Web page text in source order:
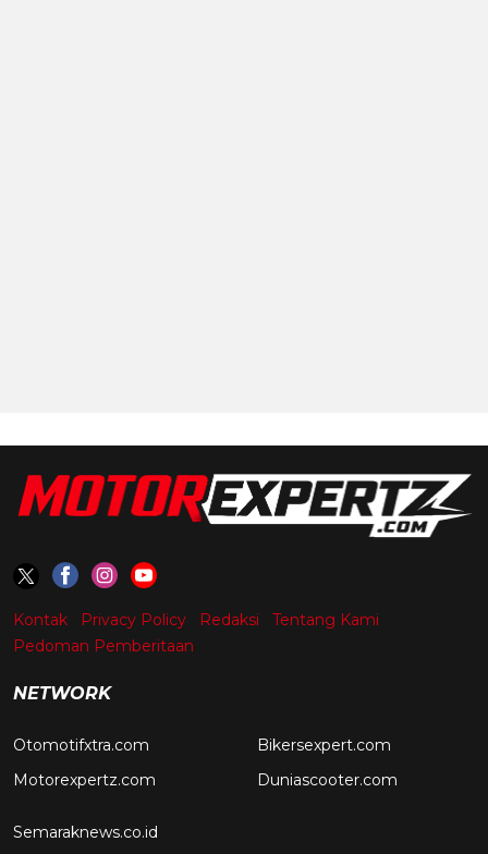
Kontak Privacy Policy Redaksi
Tentang Kami
Pedoman Pemberitaan
NETWORK
Otomotifxtra.com
Motorexpertz.com
Bikersexpert.com
Duniascooter.com
Semaraknews.co.id